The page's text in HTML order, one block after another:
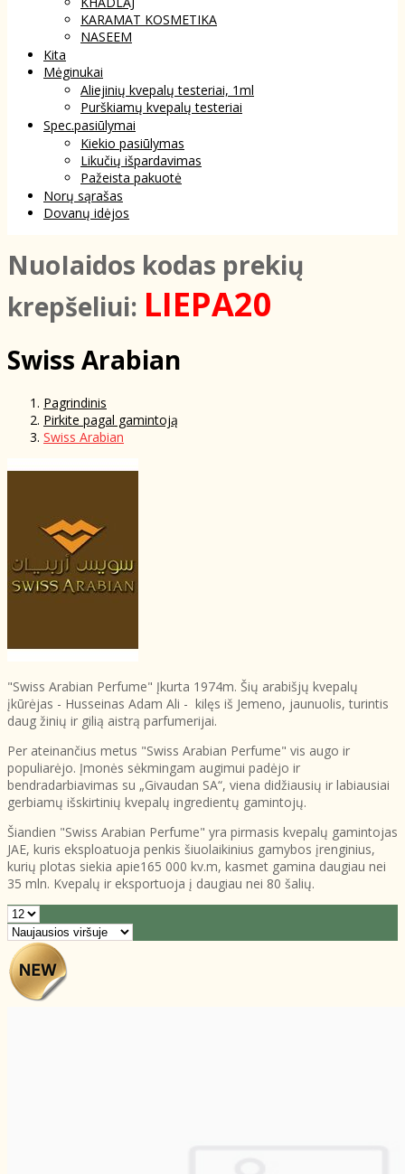
KARAMAT KOSMETIKA
NASEEM
Kita
Mėginukai
Aliejinių kvepalų testeriai, 1ml
Purškiamų kvepalų testeriai
Spec.pasiūlymai
Kiekio pasiūlymas
Likučių išpardavimas
Pažeista pakuotė
Norų sąrašas
Dovanų idėjos
NuoIaidos kodas prekių
krepšeliui: LIEPA20
Swiss Arabian
Pagrindinis
Pirkite pagal gamintoją
Swiss Arabian
"Swiss Arabian Perfume" Įkurta 1974m. Šių arabišjų kvepalų
įkūrėjas - Husseinas Adam Ali - kilęs iš Jemeno, jaunuolis, turintis
daug žinių ir gilią aistrą parfumerijai.
Per ateinančius metus "Swiss Arabian Perfume" vis augo ir
populiarėjo. Įmonės sėkmingam augimui padėjo ir
bendradarbiavimas su „Givaudan SA“, viena didžiausių ir labiausiai
gerbiamų išskirtinių kvepalų ingredientų gamintojų.
Šiandien "Swiss Arabian Perfume" yra pirmasis kvepalų gamintojas
JAE, kuris eksploatuoja penkis šiuolaikinius gamybos įrenginius,
kurių plotas siekia apie165 000 kv.m, kasmet gamina daugiau nei
35 mln. Kvepalų ir eksportuoja į daugiau nei 80 šalių.